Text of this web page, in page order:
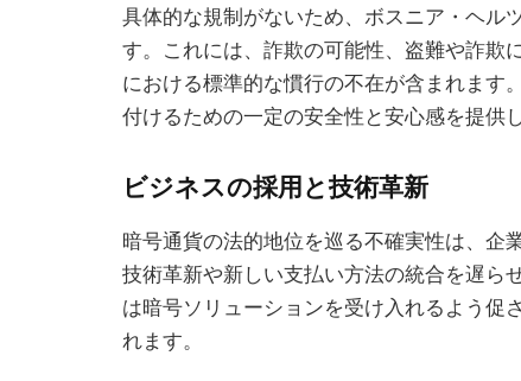
具体的な規制がないため、ボスニア・ヘル
す。これには、詐欺の可能性、盗難や詐欺
における標準的な慣行の不在が含まれます
付けるための一定の安全性と安心感を提供し
ビジネスの採用と技術革新
暗号通貨の法的地位を巡る不確実性は、企
技術革新や新しい支払い方法の統合を遅ら
は暗号ソリューションを受け入れるよう促
れます。